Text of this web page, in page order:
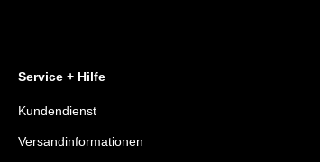
Service + Hilfe
Kundendienst
Versandinformationen